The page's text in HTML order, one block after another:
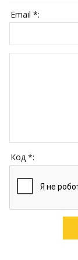
Email *:
Код *: